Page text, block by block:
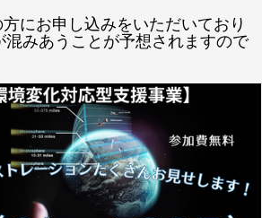
にお申し込みをいただいており
混みあうことが予想されますので